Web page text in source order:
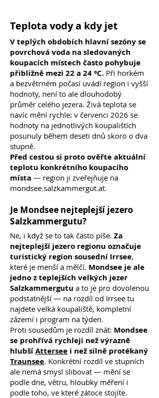
Teplota vody a kdy jet
V teplých obdobích hlavní sezóny se
povrchová voda na sledovaných
koupacích místech často pohybuje
přibližně mezi 22 a 24 °C. Při horkém
a bezvětrném počasí uvádí region i vyšší
hodnoty, není to ale dlouhodobý
průměr celého jezera. Živá teplota se
navíc mění rychle: v červenci 2026 se
hodnoty na jednotlivých koupalištích
posunuly během deseti dnů skoro o dva
stupně.
Před cestou si proto ověřte aktuální
teplotu konkrétního koupacího
místa — region ji zveřejňuje na
mondsee.salzkammergut.at.
Je Mondsee nejteplejší jezero
Salzkammergutu?
Ne, i když se to tak často píše. Za
nejteplejší jezero regionu označuje
turistický region sousední Irrsee,
které je menší a mělčí. Mondsee je ale
jedno z teplejších velkých jezer
Salzkammergutu a to je pro dovolenou
podstatnější — na rozdíl od Irrsee tu
najdete velká koupaliště, kompletní
zázemí i program na týden.
Proti sousedům je rozdíl znát: Mondsee
se prohřívá rychleji než výrazně
hlubšíAttersee i než silně protékaný
Traunsee. Konkrétní rozdíl ve stupních
ale nemá smysl slibovat — mění se
podle dne, větru, hloubky měření i
podle toho, ve které zátoce stojíte.